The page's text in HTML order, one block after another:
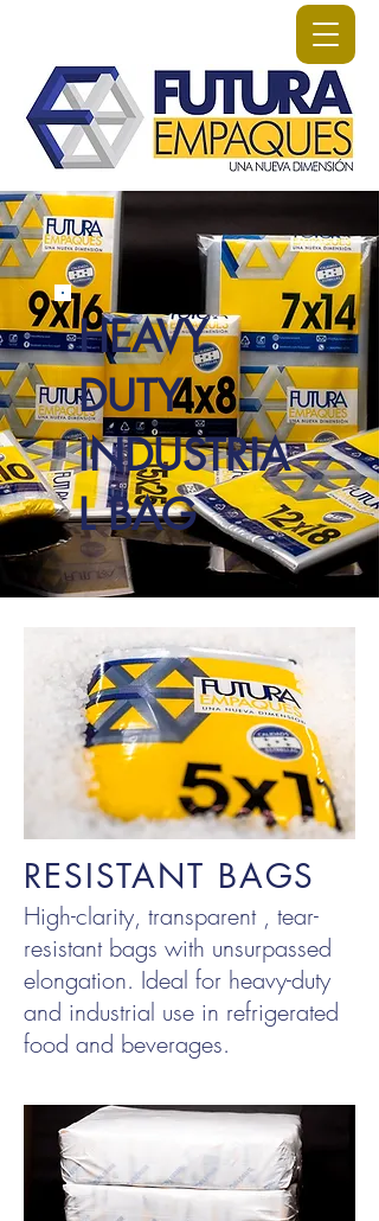
HEAVY
DUTY
INDUSTRIA
L BAG
RESISTANT BAGS
High-clarity, transparent, tear-
resistant bags with unsurpassed
elongation. Ideal for heavy-duty
and industrial use in refrigerated
food and beverages.